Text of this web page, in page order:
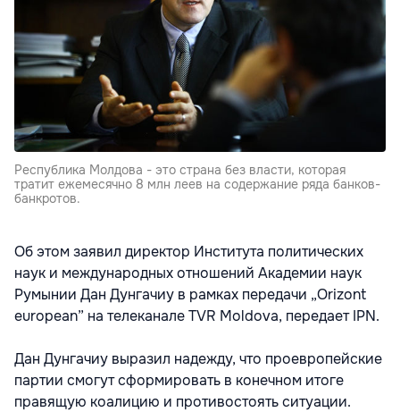
Республика Молдова - это страна без власти, которая
тратит ежемесячно 8 млн леев на содержание ряда банков-
банкротов.
Об этом заявил директор Института политических
наук и международных отношений Академии наук
Румынии Дан Дунгачиу в рамках передачи „Orizont
european” на телеканале TVR Moldova, передает IPN.
Дан Дунгачиу выразил надежду, что проевропейские
партии смогут сформировать в конечном итоге
правящую коалицию и противостоять ситуации.